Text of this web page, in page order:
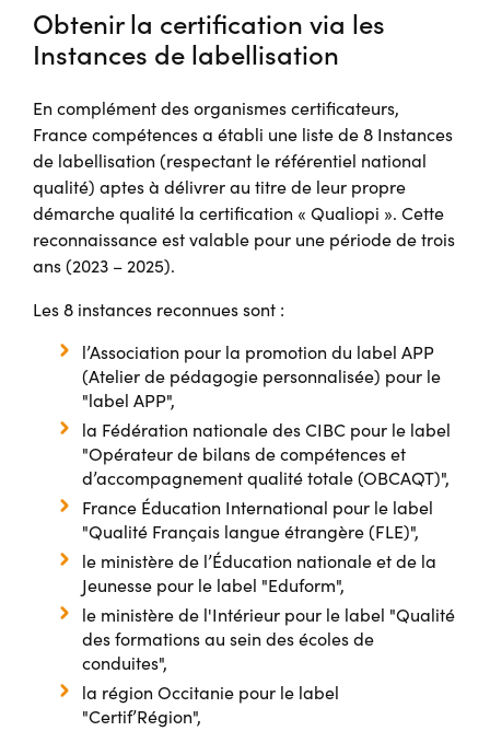
Obtenir la certification via les
Instances de labellisation
En complément des organismes certificateurs,
France compétences a établi une liste de 8 Instances
de labellisation (respectant le référentiel national
qualité) aptes à délivrer au titre de leur propre
démarche qualité la certification « Qualiopi ». Cette
reconnaissance est valable pour une période de trois
ans (2023 – 2025).
Les 8 instances reconnues sont :
l’Association pour la promotion du label APP
(Atelier de pédagogie personnalisée) pour le
"label APP",
la Fédération nationale des CIBC pour le label
"Opérateur de bilans de compétences et
d’accompagnement qualité totale (OBCAQT)",
France Éducation International pour le label
"Qualité Français langue étrangère (FLE)",
le ministère de l’Éducation nationale et de la
Jeunesse pour le label "Eduform",
le ministère de l'Intérieur pour le label "Qualité
des formations au sein des écoles de
conduites",
la région Occitanie pour le label
"Certif’Région",